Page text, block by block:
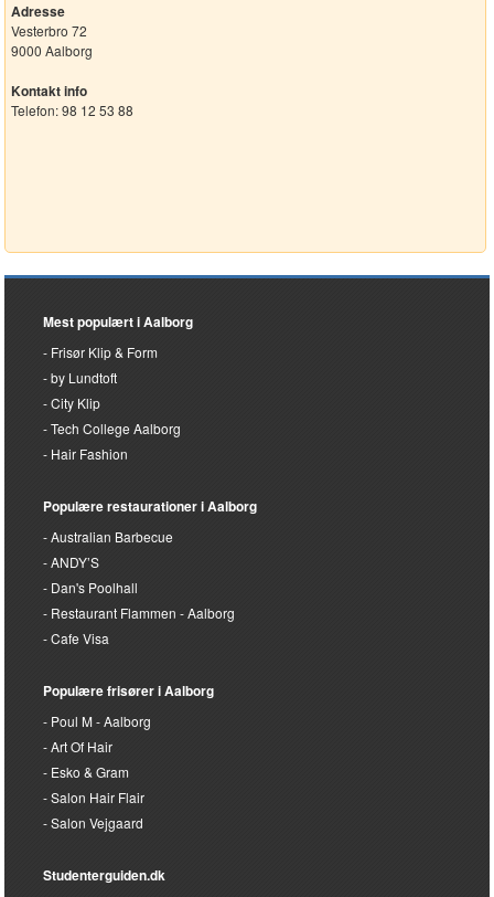
Adresse
Vesterbro 72
9000 Aalborg
Kontakt info
Telefon: 98 12 53 88
Mest populært i Aalborg
Frisør Klip & Form
by Lundtoft
City Klip
Tech College Aalborg
Hair Fashion
Populære restaurationer i Aalborg
Australian Barbecue
ANDY’S
Dan's Poolhall
Restaurant Flammen - Aalborg
Cafe Visa
Populære frisører i Aalborg
Poul M - Aalborg
Art Of Hair
Esko & Gram
Salon Hair Flair
Salon Vejgaard
Studenterguiden.dk